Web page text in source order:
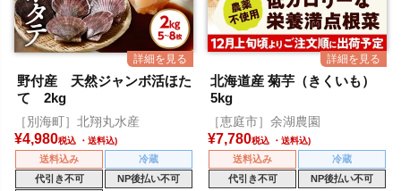
野付産 天然ジャンボ活ほた
て 2kg
［別海町］北翔丸水産
¥4,980税込
送料込み
冷蔵
代引き不可
NP後払い不可
北海道産 菊芋（きくいも）
5kg
［恵庭市］余湖農園
¥7,780税込
送料込み
冷蔵
代引き不可
NP後払い不可